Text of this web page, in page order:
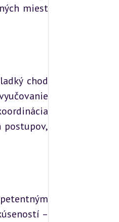
miest
chod
postupov,
–